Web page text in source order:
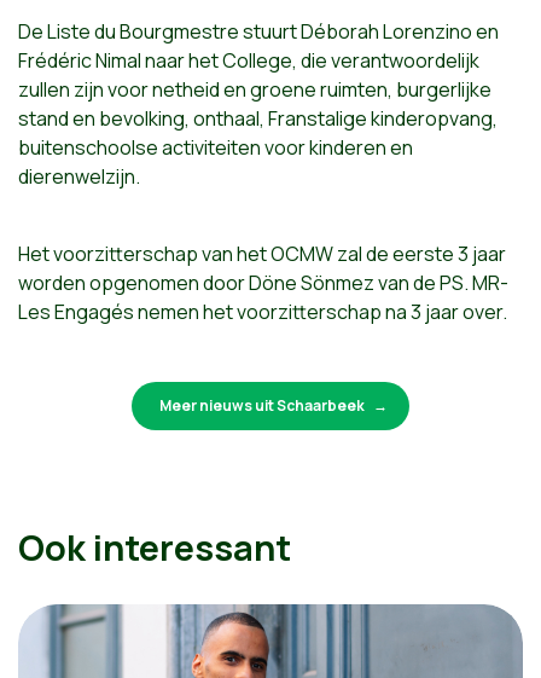
De Liste du Bourgmestre stuurt Déborah Lorenzino en
Frédéric Nimal naar het College, die verantwoordelijk
zullen zijn voor netheid en groene ruimten, burgerlijke
stand en bevolking, onthaal, Franstalige kinderopvang,
buitenschoolse activiteiten voor kinderen en
dierenwelzijn.
Het voorzitterschap van het OCMW zal de eerste 3 jaar
worden opgenomen door Döne Sönmez van de PS. MR-
Les Engagés nemen het voorzitterschap na 3 jaar over.
Meer nieuws uit Schaarbeek
Ook interessant